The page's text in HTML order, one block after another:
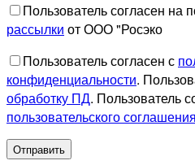
Пользователь согласен на
рассылки от ООО "Росэко
Пользователь согласен с
конфиденциальности.
обработку ПД. Пользователь
пользовательского соглашения